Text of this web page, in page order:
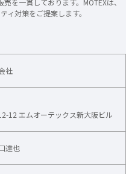
を一貫しております。MOTEXは、
ィ対策をご提案します。
社
12 エムオーテックス新大阪ビル
達也